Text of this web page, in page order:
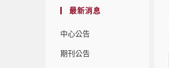
最新消息
中心公告
期刊公告